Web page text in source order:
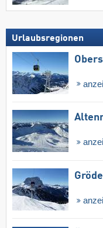
Urlaubsregionen